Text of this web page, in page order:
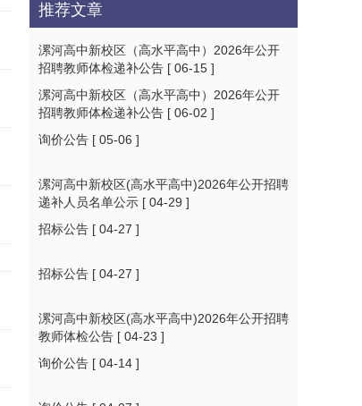
推荐文章
漯河高中新校区（高水平高中）2026年公开
招聘教师体检递补公告 [ 06-15 ]
漯河高中新校区（高水平高中）2026年公开
招聘教师体检递补公告 [ 06-02 ]
询价公告 [ 05-06 ]
漯河高中新校区(高水平高中)2026年公开招聘
递补人员名单公示 [ 04-29 ]
招标公告 [ 04-27 ]
招标公告 [ 04-27 ]
漯河高中新校区(高水平高中)2026年公开招聘
教师体检公告 [ 04-23 ]
询价公告 [ 04-14 ]